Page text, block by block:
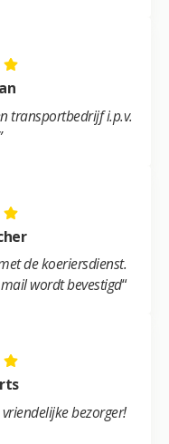
transportbedrijf i.p.v.
de koeriersdienst.
wordt bevestigd“
bezorger!